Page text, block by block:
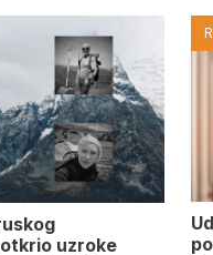
uzroke